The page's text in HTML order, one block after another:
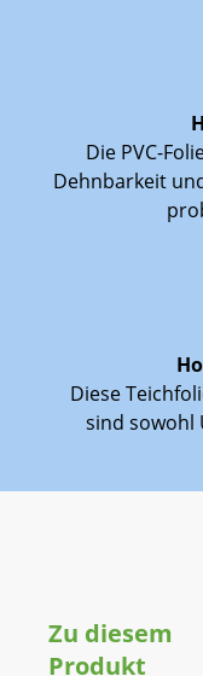
Die PVC-
Dehnbarkeit
Diese
sind sowohl
Zu diesem
Produkt